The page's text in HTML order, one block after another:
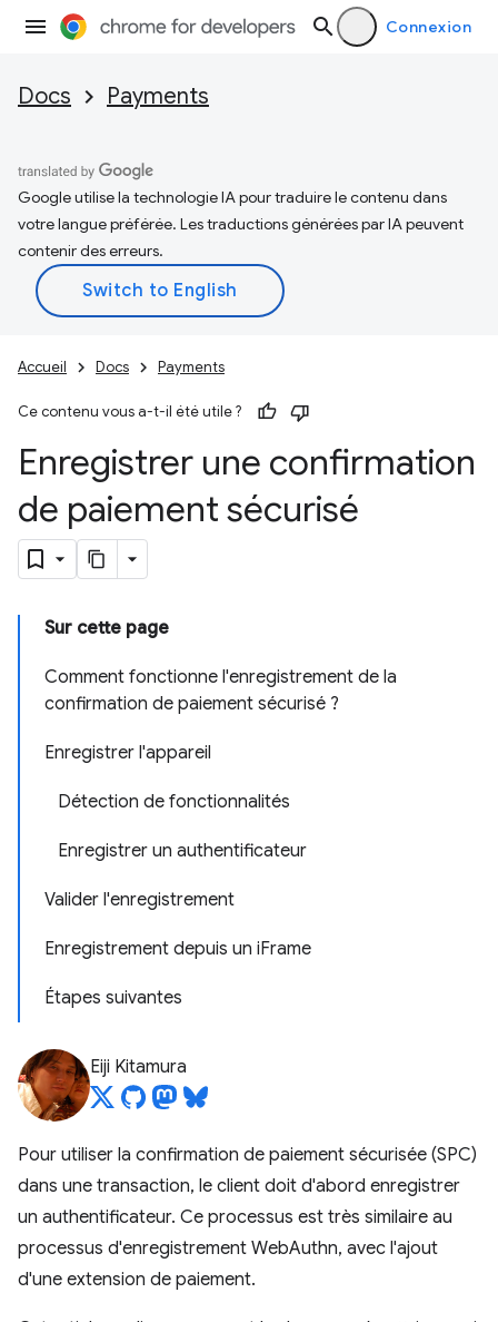
Connexion
Docs Payments
Google utilise la technologie IA pour traduire le contenu dans
votre langue préférée. Les traductions générées par IA peuvent
contenir des erreurs.
Accueil Docs Payments
Ce contenu vous a-t-il été utile ?
Enregistrer une confirmation
de paiement sécurisé
Sur cette page
Comment fonctionne l'enregistrement de la
confirmation de paiement sécurisé ?
Enregistrer l'appareil
Détection de fonctionnalités
Enregistrer un authentificateur
Valider l'enregistrement
Enregistrement depuis un iFrame
Étapes suivantes
Eiji Kitamura
Pour utiliser la confirmation de paiement sécurisée (SPC)
dans une transaction, le client doit d'abord enregistrer
un authentificateur. Ce processus est très similaire au
processus d'enregistrement WebAuthn, avec l'ajout
d'une extension de paiement.